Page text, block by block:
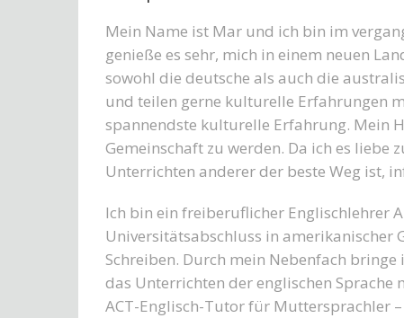
Mein Name ist Mar und ich bin im
genieße es sehr, mich in einem neuen
sowohl die deutsche als auch die
und teilen gerne kulturelle Erfahrungen
spannendste kulturelle Erfahrung. Mein
Gemeinschaft zu werden. Da ich es liebe
Unterrichten anderer der beste Weg ist,
Ich bin ein freiberuflicher Englischlehrer
Universitätsabschluss in amerikanischer
Schreiben. Durch mein Nebenfach
das Unterrichten der englischen Sprache
ACT-Englisch-Tutor für Muttersprachler